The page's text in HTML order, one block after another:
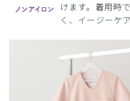
けます。着用時
く、イージーケ